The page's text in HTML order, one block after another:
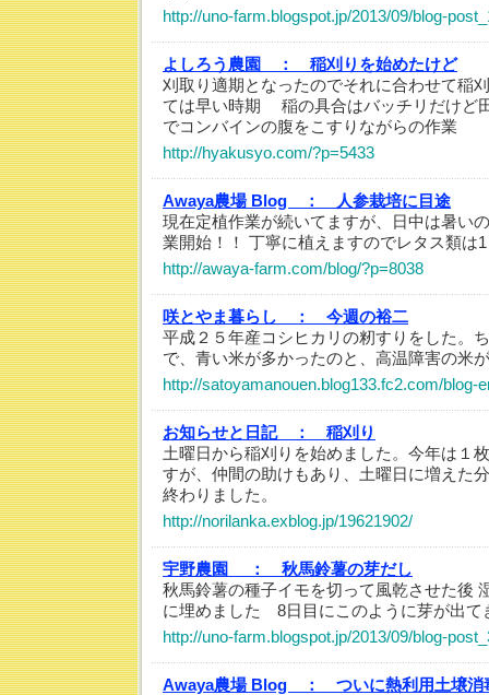
http://uno-farm.blogspot.jp/2013/09/blog-
よしろう農園 ：
稲刈りを始めたけど
刈取り適期となったのでそれに合わせて稲
ては早い時期 稲の具合はバッチリだけど
でコンバインの腹をこすりながらの作業
http://hyakusyo.com/?p=5433
Awaya農場 Blog ：
人参栽培に目途
現在定植作業が続いてますが、日中は暑い
業開始！！ 丁寧に植えますのでレタス類は
http://awaya-farm.com/blog/?p=8038
咲とやま暮らし ：
今週の裕二
平成２５年産コシヒカリの籾すりをした。
で、青い米が多かったのと、高温障害の米
http://satoyamanouen.blog133.fc2.com/blog-
お知らせと日記 ：
稲刈り
土曜日から稲刈りを始めました。今年は１
すが、仲間の助けもあり、土曜日に増えた
終わりました。
http://norilanka.exblog.jp/19621902/
宇野農園 ：
秋馬鈴薯の芽だし
秋馬鈴薯の種子イモを切って風乾させた後
に埋めました 8日目にこのように芽が出て
http://uno-farm.blogspot.jp/2013/09/blog-
Awaya農場 Blog ： ついに熱利用土壌消